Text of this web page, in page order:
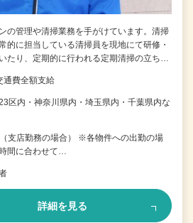
の管理や清掃業務を手がけています。清掃
的に担当している清掃員を現地にて研修・
たり、定期的に行われる定期清掃の立ち…
通費全額支給
区内・神奈川県内・埼玉県内・千葉県内な
支店勤務の場合） ※各物件への出勤の場
間に合わせて…
詳細を見る